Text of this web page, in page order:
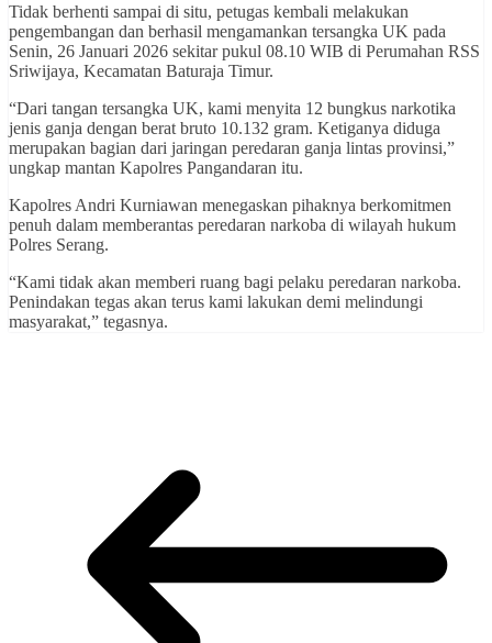
Tidak berhenti sampai di situ, petugas kembali melakukan
pengembangan dan berhasil mengamankan tersangka UK pada
Senin, 26 Januari 2026 sekitar pukul 08.10 WIB di Perumahan RSS
Sriwijaya, Kecamatan Baturaja Timur.
“Dari tangan tersangka UK, kami menyita 12 bungkus narkotika
jenis ganja dengan berat bruto 10.132 gram. Ketiganya diduga
merupakan bagian dari jaringan peredaran ganja lintas provinsi,”
ungkap mantan Kapolres Pangandaran itu.
Kapolres Andri Kurniawan menegaskan pihaknya berkomitmen
penuh dalam memberantas peredaran narkoba di wilayah hukum
Polres Serang.
“Kami tidak akan memberi ruang bagi pelaku peredaran narkoba.
Penindakan tegas akan terus kami lakukan demi melindungi
masyarakat,” tegasnya.